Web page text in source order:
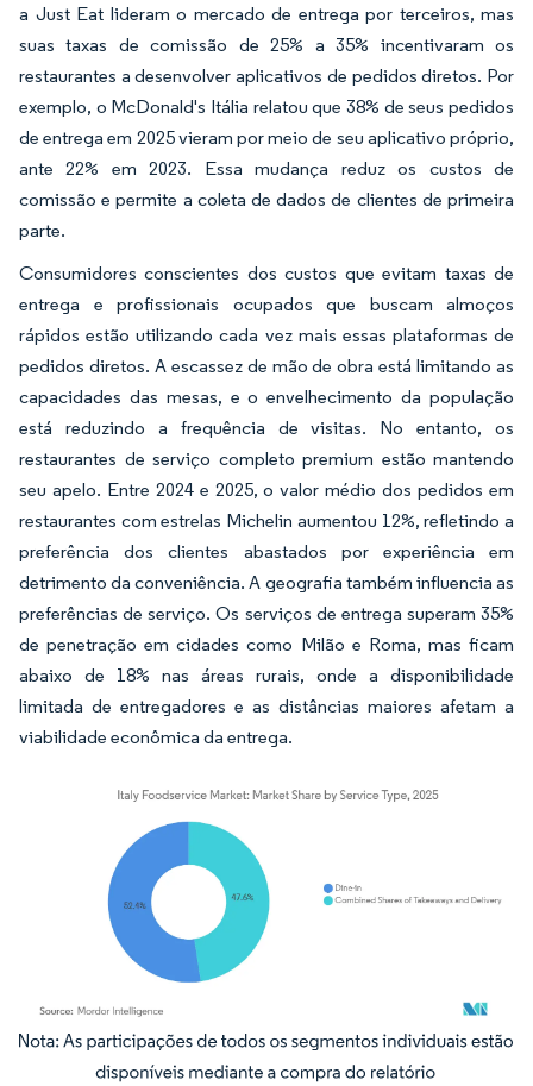
a Just Eat lideram o mercado de entrega por terceiros, mas
suas taxas de comissão de 25% a 35% incentivaram os
restaurantes a desenvolver aplicativos de pedidos diretos. Por
exemplo, o McDonald's Itália relatou que 38% de seus pedidos
de entrega em 2025 vieram por meio de seu aplicativo próprio,
ante 22% em 2023. Essa mudança reduz os custos de
comissão e permite a coleta de dados de clientes de primeira
parte.
Consumidores conscientes dos custos que evitam taxas de
entrega e profissionais ocupados que buscam almoços
rápidos estão utilizando cada vez mais essas plataformas de
pedidos diretos. A escassez de mão de obra está limitando as
capacidades das mesas, e o envelhecimento da população
está reduzindo a frequência de visitas. No entanto, os
restaurantes de serviço completo premium estão mantendo
seu apelo. Entre 2024 e 2025, o valor médio dos pedidos em
restaurantes com estrelas Michelin aumentou 12%, refletindo a
preferência dos clientes abastados por experiência em
detrimento da conveniência. A geografia também influencia as
preferências de serviço. Os serviços de entrega superam 35%
de penetração em cidades como Milão e Roma, mas ficam
abaixo de 18% nas áreas rurais, onde a disponibilidade
limitada de entregadores e as distâncias maiores afetam a
viabilidade econômica da entrega.
Imagem © Mordor Intelligence. O reuso requer atribuição conforme CC BY 4.0.